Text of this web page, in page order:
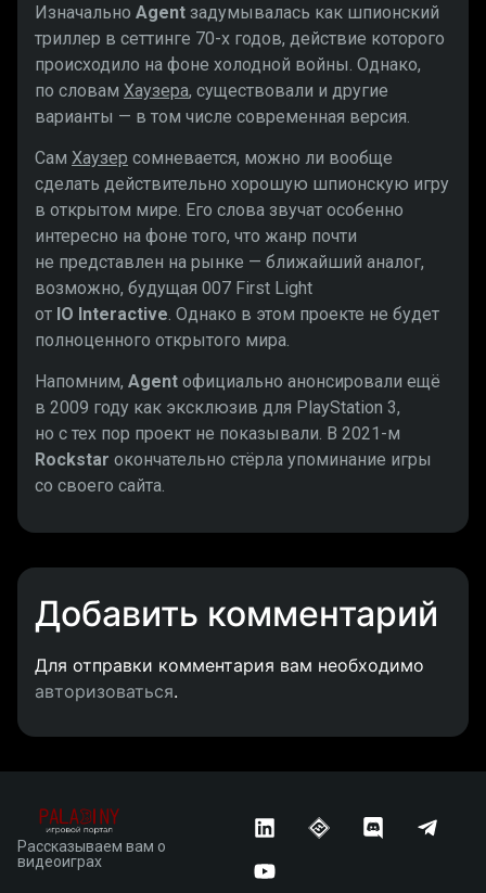
Изначально Agent задумывалась как шпионский
триллер в сеттинге 70-х годов, действие которого
происходило на фоне холодной войны. Однако,
по словам Хаузера, существовали и другие
варианты — в том числе современная версия.
Сам Хаузер сомневается, можно ли вообще
сделать действительно хорошую шпионскую игру
в открытом мире. Его слова звучат особенно
интересно на фоне того, что жанр почти
не представлен на рынке — ближайший аналог,
возможно, будущая 007 First Light
от IO Interactive. Однако в этом проекте не будет
полноценного открытого мира.
Напомним, Agent официально анонсировали ещё
в 2009 году как эксклюзив для PlayStation 3,
но с тех пор проект не показывали. В 2021-м
Rockstar окончательно стёрла упоминание игры
со своего сайта.
Добавить комментарий
Для отправки комментария вам необходимо
авторизоваться.
Рассказываем вам о
видеоиграх